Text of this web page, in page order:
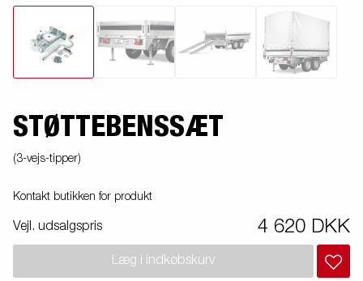
STØTTEBENSSÆT
(3-vejs-tipper)
Kontakt butikken for produkt
Vejl. udsalgspris 4 620 DKK
Læg i indkøbskurv